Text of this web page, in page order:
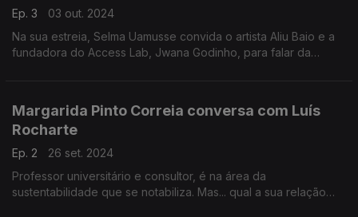
Ep. 3
03 out. 2024
Na sua estreia, Selma Uamusse convida o artista Aliu Baio e a
fundadora do Access Lab, Jwana Godinho, para falar da
Margarida Pinto Correia conversa com Luís
Rocharte
Ep. 2
26 set. 2024
Professor universitário e consultor, é na área da
sustentabilidade que se notabiliza. Mas... qual a sua relação